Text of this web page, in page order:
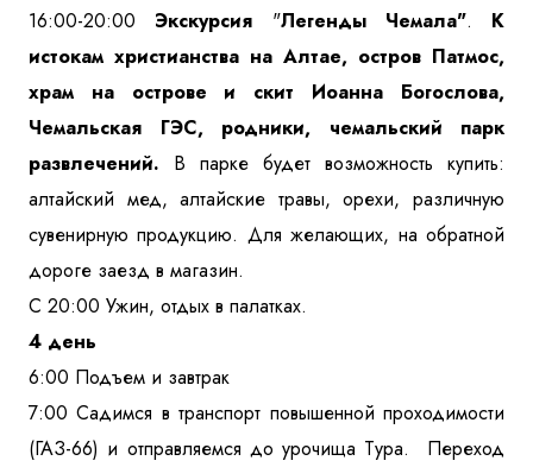
16:00-20:00 Экскурсия "Легенды Чемала". К
истокам христианства на Алтае, остров Патмос,
храм на острове и скит Иоанна Богослова,
Чемальская ГЭС, родники, чемальский парк
развлечений. В парке будет возможность купить:
алтайский мед, алтайские травы, орехи, различную
сувенирную продукцию. Для желающих, на обратной
дороге заезд в магазин.
С 20:00 Ужин, отдых в палатках.
4 день
6:00 Подъем и завтрак
7:00 Садимся в транспорт повышенной проходимости
(ГАЗ-66) и отправляемся до урочища Тура. Переход